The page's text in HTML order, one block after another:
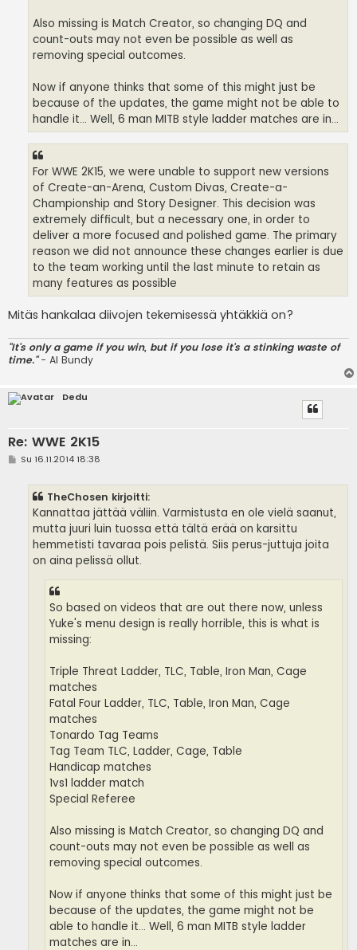
Also missing is Match Creator, so changing DQ and
count-outs may not even be possible as well as
removing special outcomes.
Now if anyone thinks that some of this might just be
because of the updates, the game might not be able to
handle it... Well, 6 man MITB style ladder matches are in...
For WWE 2K15, we were unable to support new versions
of Create-an-Arena, Custom Divas, Create-a-
Championship and Story Designer. This decision was
extremely difficult, but a necessary one, in order to
deliver a more focused and polished game. The primary
reason we did not announce these changes earlier is due
to the team working until the last minute to retain as
many features as possible
Mitäs hankalaa diivojen tekemisessä yhtäkkiä on?
"It's only a game if you win, but if you lose it's a stinking waste of
time."- Al Bundy
Dedu
Re: WWE 2K15
VSu 16.11.2014 18:38
TheChosen kirjoitti:
Kannattaa jättää väliin. Varmistusta en ole vielä saanut,
mutta juuri luin tuossa että tältä erää on karsittu
hemmetisti tavaraa pois pelistä. Siis perus-juttuja joita
on aina pelissä ollut.
So based on videos that are out there now, unless
Yuke's menu design is really horrible, this is what is
missing:
Triple Threat Ladder, TLC, Table, Iron Man, Cage
matches
Fatal Four Ladder, TLC, Table, Iron Man, Cage
matches
Tonardo Tag Teams
Tag Team TLC, Ladder, Cage, Table
Handicap matches
1vs1 ladder match
Special Referee
Also missing is Match Creator, so changing DQ and
count-outs may not even be possible as well as
removing special outcomes.
Now if anyone thinks that some of this might just be
because of the updates, the game might not be
able to handle it... Well, 6 man MITB style ladder
matches are in...